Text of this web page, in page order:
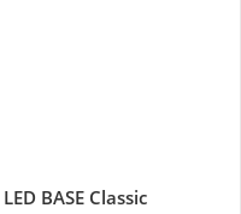
BASE Classic